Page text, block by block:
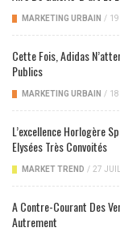
MARKETING URBAIN /
Cette Fois, Adidas
Publics
MARKETING URBAIN /
L’excellence Horlogère
Elysées Très Convoités
MARKET TREND / 27
A Contre-Courant Des
Autrement